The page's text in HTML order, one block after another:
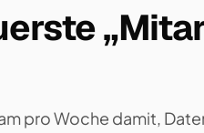
pro Woche damit,